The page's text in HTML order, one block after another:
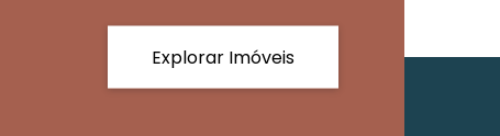
Explorar Imóveis